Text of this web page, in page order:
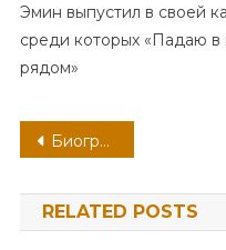
Эмин выпустил в своей
среди которых «Падаю в
рядом»
Навигация
по
записям
Биография Микульчина Анастасия — самая полная информация о жизни и карьере
RELATED POSTS